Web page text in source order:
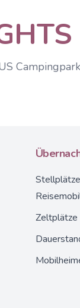
Campingpark
Stellplätze
Zeltplätze